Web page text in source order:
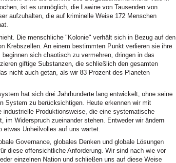
ist es unmöglich, die Lawine von Tausenden von
aufzuhalten, die auf kriminelle Weise 172 Menschen
Die menschliche "Kolonie" verhält sich in Bezug auf den
Krebszellen. An einem bestimmten Punkt verlieren sie ihre
sich chaotisch zu vermehren, dringen in das
giftige Substanzen, die schließlich den gesamten
nicht auch getan, als wir 83 Prozent des Planeten
hat sich drei Jahrhunderte lang entwickelt, ohne seine
System zu berücksichtigen. Heute erkennen wir mit
industrielle Produktionsweise, die eine systematische
im Widerspruch zueinander stehen. Entweder wir ändern
etwas Unheilvolles auf uns wartet.
Governance, globales Denken und globale Lösungen
diese offensichtliche Anforderung. Wir sind nach wie vor
einzelnen Nation und schließen uns auf diese Weise